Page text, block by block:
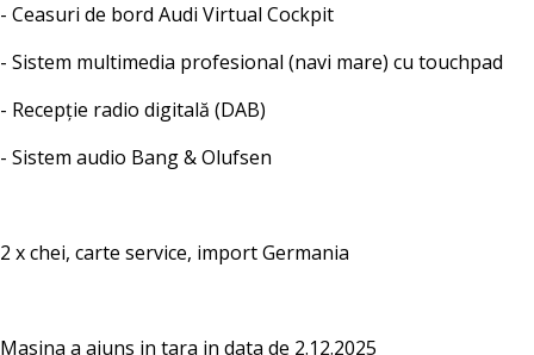
- Ceasuri de bord Audi Virtual Cockpit
- Sistem multimedia profesional (navi mare) cu touchpad
- Recepție radio digitală (DAB)
- Sistem audio Bang & Olufsen
2 x chei, carte service, import Germania
Masina a ajuns in tara in data de 2.12.2025